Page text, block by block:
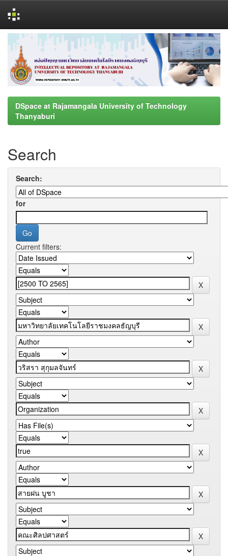
navigation
DSpace at Rajamangala University of Technology
Thanyaburi
Search
Search:
for
Current filters: